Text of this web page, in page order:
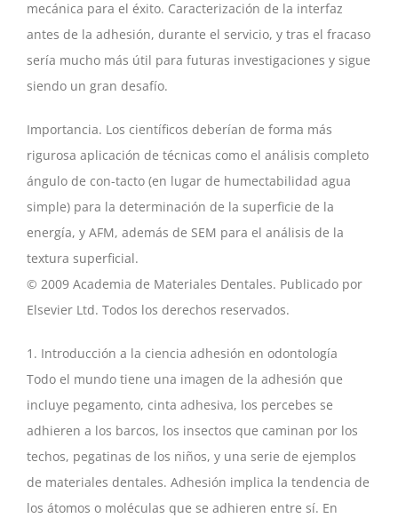
mecánica para el éxito. Caracterización de la interfaz
antes de la adhesión, durante el servicio, y tras el fracaso
sería mucho más útil para futuras investigaciones y sigue
siendo un gran desafío.
Importancia. Los científicos deberían de forma más
rigurosa aplicación de técnicas como el análisis completo
ángulo de con-tacto (en lugar de humectabilidad agua
simple) para la determinación de la superficie de la
energía, y AFM, además de SEM para el análisis de la
textura superficial.
© 2009 Academia de Materiales Dentales. Publicado por
Elsevier Ltd. Todos los derechos reservados.
1. Introducción a la ciencia adhesión en odontología
Todo el mundo tiene una imagen de la adhesión que
incluye pegamento, cinta adhesiva, los percebes se
adhieren a los barcos, los insectos que caminan por los
techos, pegatinas de los niños, y una serie de ejemplos
de materiales dentales. Adhesión implica la tendencia de
los átomos o moléculas que se adhieren entre sí. En